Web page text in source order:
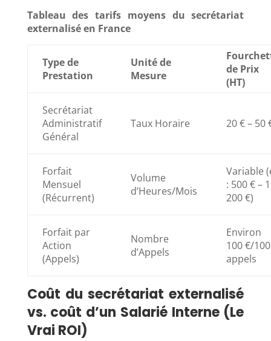
Tableau des tarifs moyens du secrétariat
externalisé en France
Type de
Prestation
Unité de
Mesure
de Prix
(HT)
Secrétariat
Administratif
Général
Taux Horaire 20 € – 50
Forfait
Mensuel
(Récurrent)
Volume
d’Heures/Mois
Variable
: 500 € – 1
200 €)
Forfait par
Action
(Appels)
Nombre
d’Appels
Environ
100 €/100
appels
Coût du secrétariat externalisé
vs. coût d’un Salarié Interne (Le
Vrai ROI)